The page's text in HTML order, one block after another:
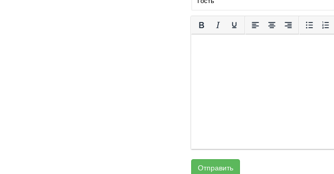
Отправить